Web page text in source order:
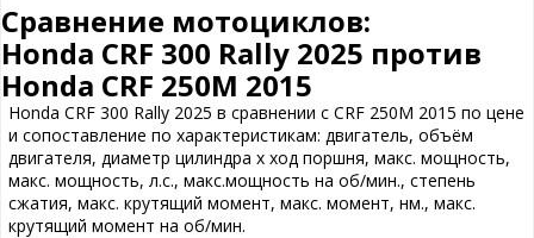
Сравнение мотоциклов:
Honda CRF 300 Rally 2025 против
Honda CRF 250M 2015
Honda CRF 300 Rally 2025 в сравнении с CRF 250M 2015 по цене
и сопоставление по характеристикам: двигатель, объём
двигателя, диаметр цилиндра х ход поршня, макс. мощность,
макс. мощность, л.с., макс.мощность на об/мин., степень
сжатия, макс. крутящий момент, макс. момент, нм., макс.
крутящий момент на об/мин.